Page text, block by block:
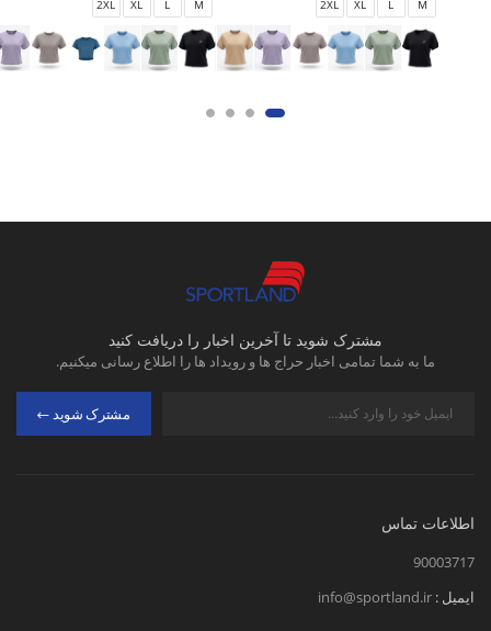
M
L
XL
2XL
M
L
XL
2XL
مشترک شوید تا آخرین اخبار را دریافت کنید
ما به شما تمامی اخبار حراج ها و رویداد ها را اطلاع رسانی میکنیم.
مشترک شوید
اطلاعات تماس
90003717
ایمیل : info@sportland.ir